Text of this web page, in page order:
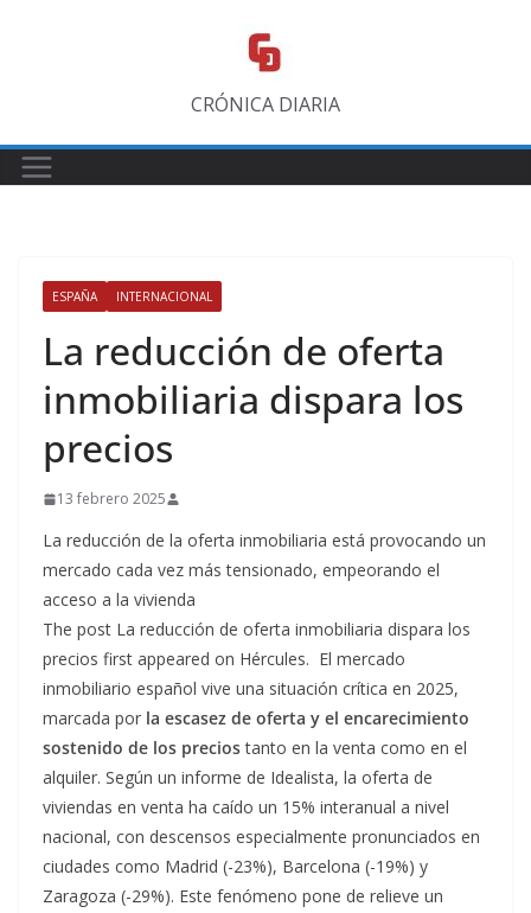
CRÓNICA DIARIA
ESPAÑA INTERNACIONAL
La reducción de oferta
inmobiliaria dispara los
precios
13 febrero 2025
La reducción de la oferta inmobiliaria está provocando un
mercado cada vez más tensionado, empeorando el
acceso a la vivienda
The post La reducción de oferta inmobiliaria dispara los
precios first appeared on Hércules. El mercado
inmobiliario español vive una situación crítica en 2025,
marcada por la escasez de oferta y el encarecimiento
sostenido de los preciostanto en la venta como en el
alquiler. Según un informe de Idealista, la oferta de
viviendas en venta ha caído un 15% interanual a nivel
nacional, con descensos especialmente pronunciados en
ciudades como Madrid (-23%), Barcelona (-19%) y
Zaragoza (-29%). Este fenómeno pone de relieve un